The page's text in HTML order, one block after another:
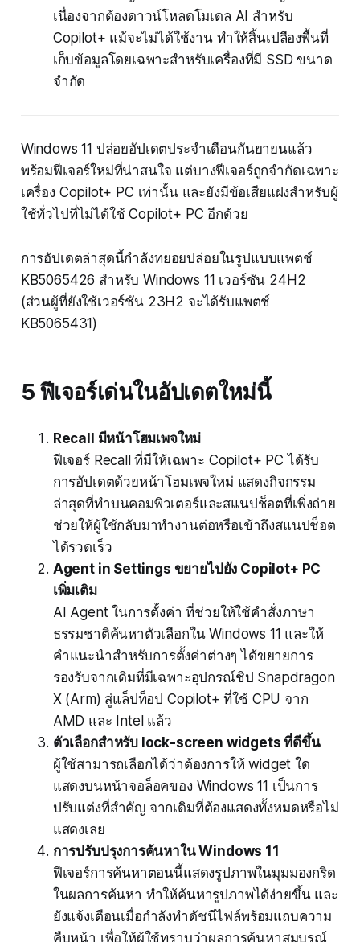
เนื่องจากต้องดาวน์โหลดโมเดล AI สำหรับ
Copilot+ แม้จะไม่ได้ใช้งาน ทำให้สิ้นเปลืองพื้นที่
เก็บข้อมูลโดยเฉพาะสำหรับเครื่องที่มี SSD ขนาด
จำกัด
Windows 11 ปล่อยอัปเดตประจำเดือนกันยายนแล้ว
พร้อมฟีเจอร์ใหม่ที่น่าสนใจ แต่บางฟีเจอร์ถูกจำกัดเฉพาะ
เครื่อง Copilot+ PC เท่านั้น และยังมีข้อเสียแฝงสำหรับผู้
ใช้ทั่วไปที่ไม่ได้ใช้ Copilot+ PC อีกด้วย
การอัปเดตล่าสุดนี้กำลังทยอยปล่อยในรูปแบบแพตช์
KB5065426 สำหรับ Windows 11 เวอร์ชัน 24H2
(ส่วนผู้ที่ยังใช้เวอร์ชัน 23H2 จะได้รับแพตช์
KB5065431)
5 ฟีเจอร์เด่นในอัปเดตใหม่นี้
Recall มีหน้าโฮมเพจใหม่
ฟีเจอร์ Recall ที่มีให้เฉพาะ Copilot+ PC ได้รับ
การอัปเดตด้วยหน้าโฮมเพจใหม่ แสดงกิจกรรม
ล่าสุดที่ทำบนคอมพิวเตอร์และสแนปช็อตที่เพิ่งถ่าย
ช่วยให้ผู้ใช้กลับมาทำงานต่อหรือเข้าถึงสแนปช็อต
ได้รวดเร็ว
Agent in Settings ขยายไปยัง Copilot+ PC
เพิ่มเติม
AI Agent ในการตั้งค่า ที่ช่วยให้ใช้คำสั่งภาษา
ธรรมชาติค้นหาตัวเลือกใน Windows 11 และให้
คำแนะนำสำหรับการตั้งค่าต่างๆ ได้ขยายการ
รองรับจากเดิมที่มีเฉพาะอุปกรณ์ชิป Snapdragon
X (Arm) สู่แล็ปท็อป Copilot+ ที่ใช้ CPU จาก
AMD และ Intel แล้ว
ตัวเลือกสำหรับ lock-screen widgets ที่ดีขึ้น
ผู้ใช้สามารถเลือกได้ว่าต้องการให้ widget ใด
แสดงบนหน้าจอล็อคของ Windows 11 เป็นการ
ปรับแต่งที่สำคัญ จากเดิมที่ต้องแสดงทั้งหมดหรือไม่
แสดงเลย
การปรับปรุงการค้นหาใน Windows 11
ฟีเจอร์การค้นหาตอนนี้แสดงรูปภาพในมุมมองกริด
ในผลการค้นหา ทำให้ค้นหารูปภาพได้ง่ายขึ้น และ
ยังแจ้งเตือนเมื่อกำลังทำดัชนีไฟล์พร้อมแถบความ
คืบหน้า เพื่อให้ผู้ใช้ทราบว่าผลการค้นหาสมบูรณ์